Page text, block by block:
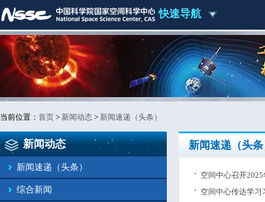
快速导航
当前位置： 首页 > 新闻动态 > 新闻速递（头条）
新闻动态
新闻速递（头条）
综合新闻
新闻速递（头
空间中心召开
空间中心传达学